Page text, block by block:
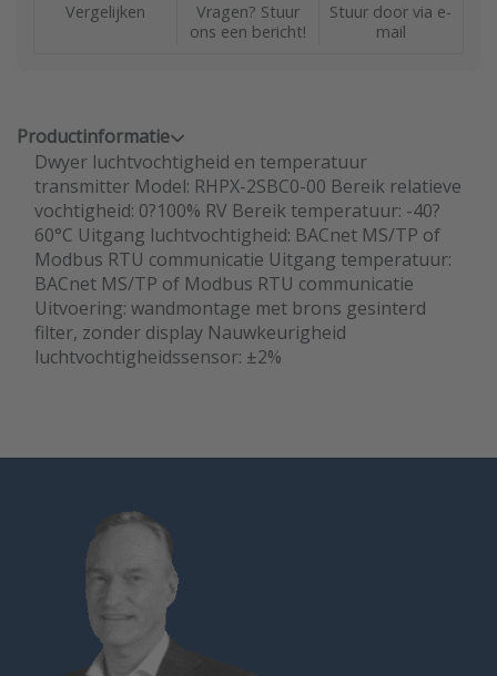
Vergelijken
Vragen? Stuur
ons een bericht!
Stuur door via e-
mail
Productinformatie
Dwyer luchtvochtigheid en temperatuur
transmitter Model: RHPX-2SBC0-00 Bereik relatieve
vochtigheid: 0?100% RV Bereik temperatuur: -40?
60°C Uitgang luchtvochtigheid: BACnet MS/TP of
Modbus RTU communicatie Uitgang temperatuur:
BACnet MS/TP of Modbus RTU communicatie
Uitvoering: wandmontage met brons gesinterd
filter, zonder display Nauwkeurigheid
luchtvochtigheidssensor: ±2%